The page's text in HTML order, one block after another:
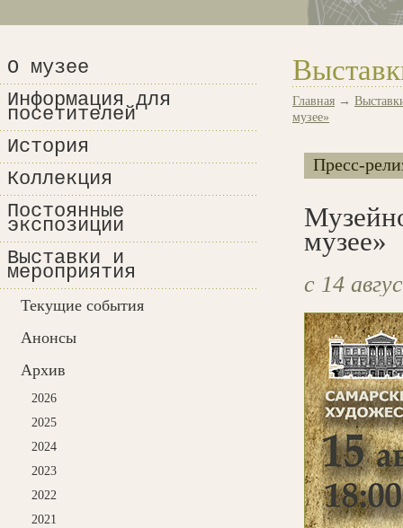
О музее
Информация для
посетителей
История
Коллекция
Постоянные
экспозиции
Выставки и
мероприятия
Текущие события
Анонсы
Архив
2026
2025
2024
2023
2022
2021
Главная →
музее»
Пресс-
музее»
с 14